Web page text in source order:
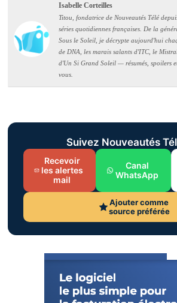
Isabelle Corteilles
Titou, fondatrice de Nouveautés Télé
séries quotidiennes françaises. De la
Sous le Soleil, je décrypte aujourd'hui
de DNA, les marais salants d'ITC, le
d'Un Si Grand Soleil — résumés, spoilers
vous.
Suivez Nouveautés
Recevoir
les alertes
mail
Canal
WhatsApp
Ajouter comme
source préférée